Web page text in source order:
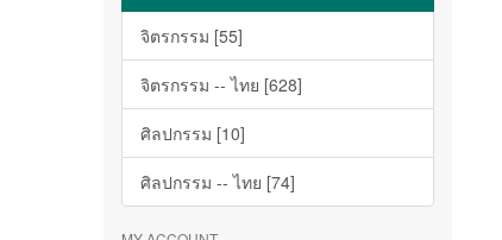
จิตรกรรม [55]
จิตรกรรม -- ไทย [628]
ศิลปกรรม [10]
ศิลปกรรม -- ไทย [74]